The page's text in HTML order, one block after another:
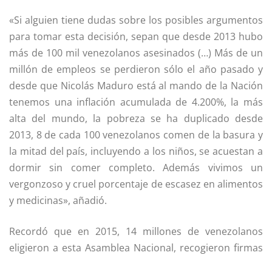
«Si alguien tiene dudas sobre los posibles argumentos
para tomar esta decisión, sepan que desde 2013 hubo
más de 100 mil venezolanos asesinados (…) Más de un
millón de empleos se perdieron sólo el año pasado y
desde que Nicolás Maduro está al mando de la Nación
tenemos una inflación acumulada de 4.200%, la más
alta del mundo, la pobreza se ha duplicado desde
2013, 8 de cada 100 venezolanos comen de la basura y
la mitad del país, incluyendo a los niños, se acuestan a
dormir sin comer completo. Además vivimos un
vergonzoso y cruel porcentaje de escasez en alimentos
y medicinas», añadió.
Recordó que en 2015, 14 millones de venezolanos
eligieron a esta Asamblea Nacional, recogieron firmas